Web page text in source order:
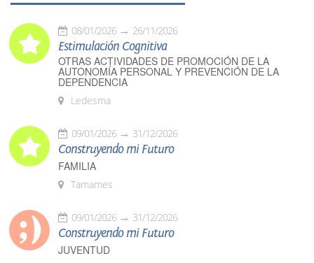
08/01/2026 26/11/2026
Estimulación Cognitiva
OTRAS ACTIVIDADES DE PROMOCIÓN DE LA
AUTONOMÍA PERSONAL Y PREVENCIÓN DE LA
DEPENDENCIA
Ledesma
09/01/2026 31/12/2026
Construyendo mi Futuro
FAMILIA
Tamames
09/01/2026 31/12/2026
Construyendo mi Futuro
JUVENTUD